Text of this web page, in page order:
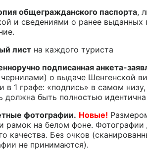
общегражданского паспорта,
и сведениями о ранее выданных
лист на каждого туриста
подписанная анкета-
о выдаче Шенгенской
в 1 графе: «подпись» в самом
должна быть полностью
фотографии. Новые!
рамок на белом фоне.
качества. Без очков
не принимаются).